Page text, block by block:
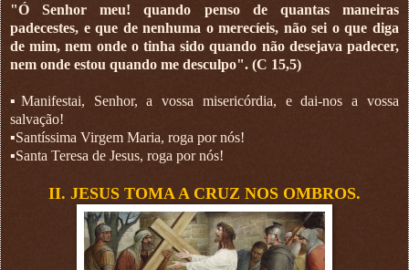
"Ó Senhor meu! quando penso de quantas maneiras
padecestes, e que de nenhuma o merecíeis, não sei o que diga
de mim, nem onde o tinha sido quando não desejava padecer,
nem onde estou quando me desculpo". (C 15,5)
▪︎Manifestai, Senhor, a vossa misericórdia, e dai-nos a vossa
salvação!
▪︎Santíssima Virgem Maria, roga por nós!
▪︎Santa Teresa de Jesus, roga por nós!
II. JESUS TOMA A CRUZ NOS OMBROS.